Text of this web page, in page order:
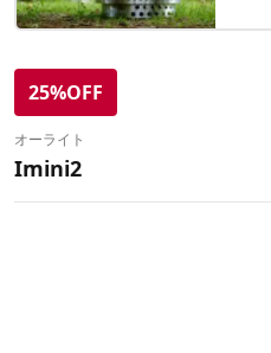
25%OFF
オーライト
Imini2